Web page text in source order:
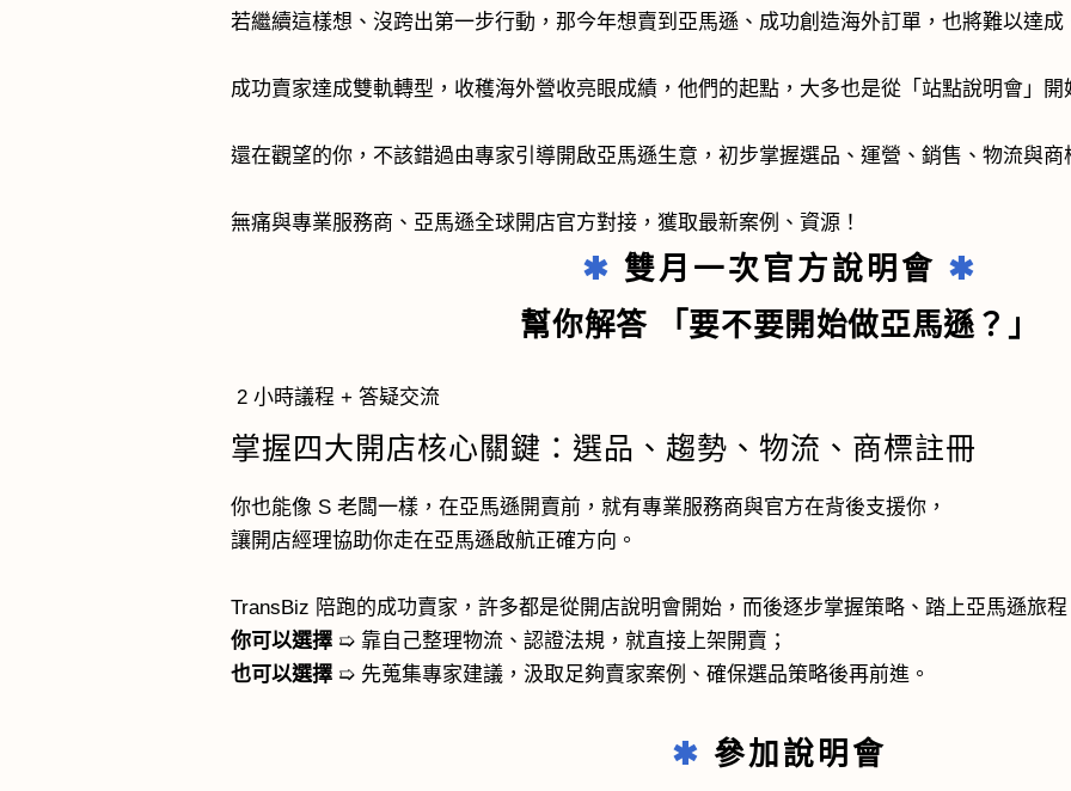
若繼續這樣想、沒跨出第一步行動，那今年想賣到亞馬遜、成功創造海外訂單，也將難以達成
成功賣家達成雙軌轉型，收穫海外營收亮眼成績，他們的起點，大多也是從「站點說明會」開
還在觀望的你，不該錯過由專家引導開啟亞馬遜生意，初步掌握選品、運營、銷售、物流與
無痛與專業服務商、亞馬遜全球開店官方對接，獲取最新案例、資源！
✱ 雙月一次官方說明會 ✱
幫你解答
「要不要開始做亞馬遜？」
2 小時議程 + 答疑交流
掌握四大開店核心關鍵：選品、趨勢、物流、商標註冊
你也能像 S 老闆一樣，在亞馬遜開賣前，就有專業服務商與官方在背後支援你，
讓開店經理協助你走在亞馬遜啟航正確方向。
TransBiz 陪跑的成功賣家，許多都是從開店說明會開始，而後逐步掌握策略、踏上亞馬遜旅
你可以選擇 ➯ 靠自己整理物流、認證法規，就直接上架開賣；
也可以選擇 ➯ 先蒐集專家建議，汲取足夠賣家案例、確保選品策略後再前進。
✱參加說明會